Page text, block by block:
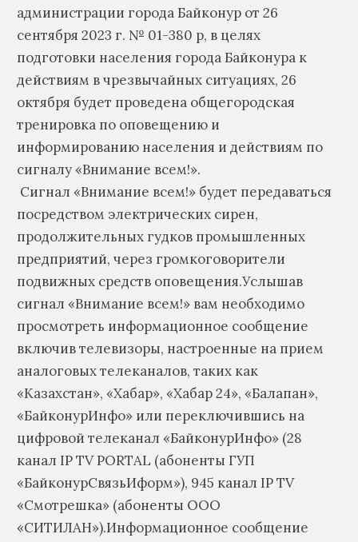
администрации города Байконур от 26
сентября 2023 г. № 01-380 р, в целях
подготовки населения города Байконура к
действиям в чрезвычайных ситуациях, 26
октября будет проведена общегородская
тренировка по оповещению и
информированию населения и действиям по
сигналу «Внимание всем!».
Сигнал «Внимание всем!» будет передаваться
посредством электрических сирен,
продолжительных гудков промышленных
предприятий, через громкоговорители
подвижных средств оповещения.Услышав
сигнал «Внимание всем!» вам необходимо
просмотреть информационное сообщение
включив телевизоры, настроенные на прием
аналоговых телеканалов, таких как
«Казахстан», «Хабар», «Хабар 24», «Балапан»,
«БайконурИнфо» или переключившись на
цифровой телеканал «БайконурИнфо» (28
канал IP TV PORTAL (абоненты ГУП
«БайконурСвязьИформ»), 945 канал IP TV
«Смотрешка» (абоненты ООО
«СИТИЛАН»).Информационное сообщение